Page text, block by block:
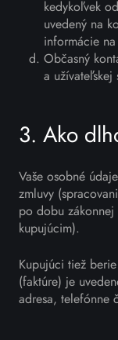
kedykoľvek
uvedený na
informácie na
Občasný
a užívateľskej
3. Ako
Vaše osobné
zmluvy
po dobu zákonnej
kupujúcim).
Kupujúci tiež
(faktúre) je
adresa, telefónne